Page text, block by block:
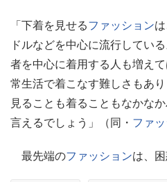
「下着を見せるファッション
ドルなどを中心に流行してい
者を中心に着用する人も増え
常生活で着こなす難しさもあ
見ることも着ることもなかな
言えるでしょう」（同・ ファ
最先端のファッションは、